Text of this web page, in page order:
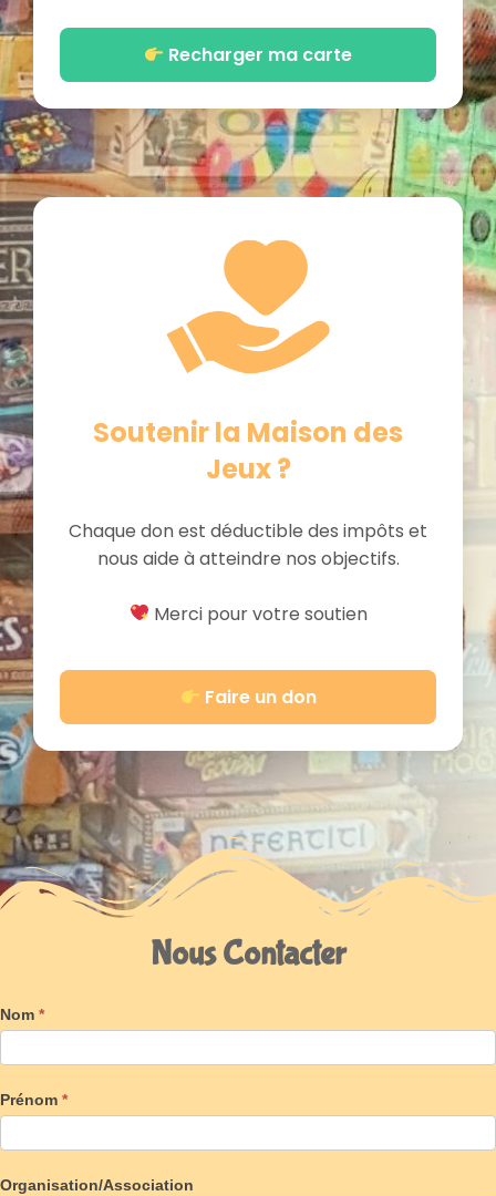
Recharger ma carte
Soutenir la Maison des
Jeux ?
Chaque don est déductible des impôts et
nous aide à atteindre nos objectifs.
Merci pour votre soutien
Faire un don
Nous Contacter
Nom *
Prénom *
Organisation/Association